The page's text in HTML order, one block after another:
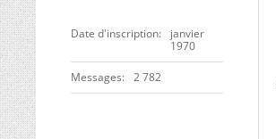
Date d'inscription
janvier
1970
Messages 2 782